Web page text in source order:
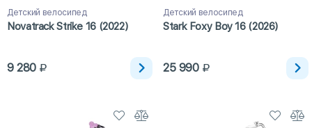
Детский велосипед
Novatrack Strike 16 (2022)
9 280
Детский велосипед
Stark Foxy Boy 16 (2026)
25 990